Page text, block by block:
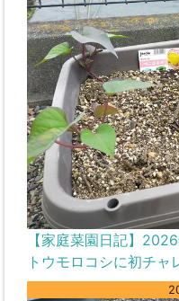
【家庭菜園日記】
トウモロコシに初チャ